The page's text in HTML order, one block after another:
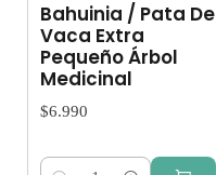
Bahuinia / Pata De
Vaca Extra
Pequeño Árbol
Medicinal
$6.990